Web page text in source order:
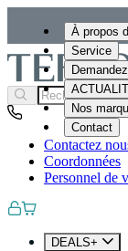
À propos
Service
Nos
Contact
Contactez
Coordonnées
Personnel de
DEALS+